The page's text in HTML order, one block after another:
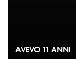
AVEVO 11 ANNI